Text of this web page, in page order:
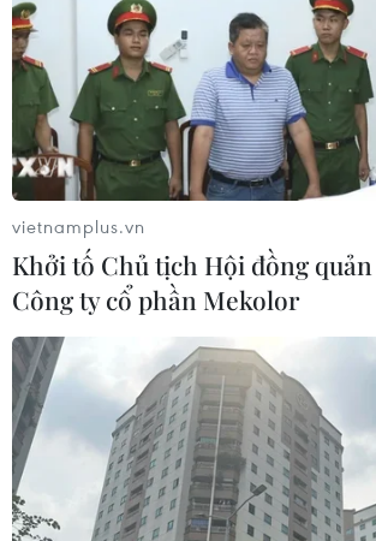
vietnamplus.vn
Khởi tố Chủ tịch Hội đồng
Công ty cổ phần Mekolor